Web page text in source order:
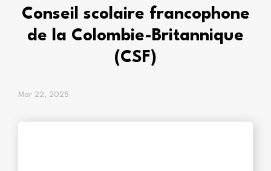
Conseil scolaire francophone
de la Colombie-Britannique
(CSF)
Mar 22, 2025